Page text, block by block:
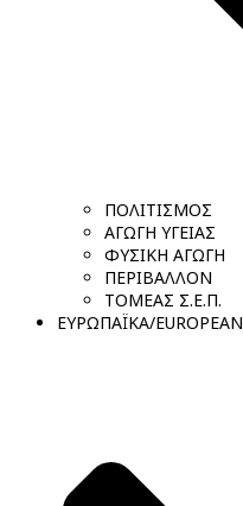
ΠΟΛΙΤΙΣΜΟΣ
ΑΓΩΓΗ ΥΓΕΙΑΣ
ΦΥΣΙΚΗ ΑΓΩΓΗ
ΠΕΡΙΒΑΛΛΟΝ
ΤΟΜΕΑΣ Σ.Ε.Π.
ΕΥΡΩΠΑΪΚΑ/EUROPEAN